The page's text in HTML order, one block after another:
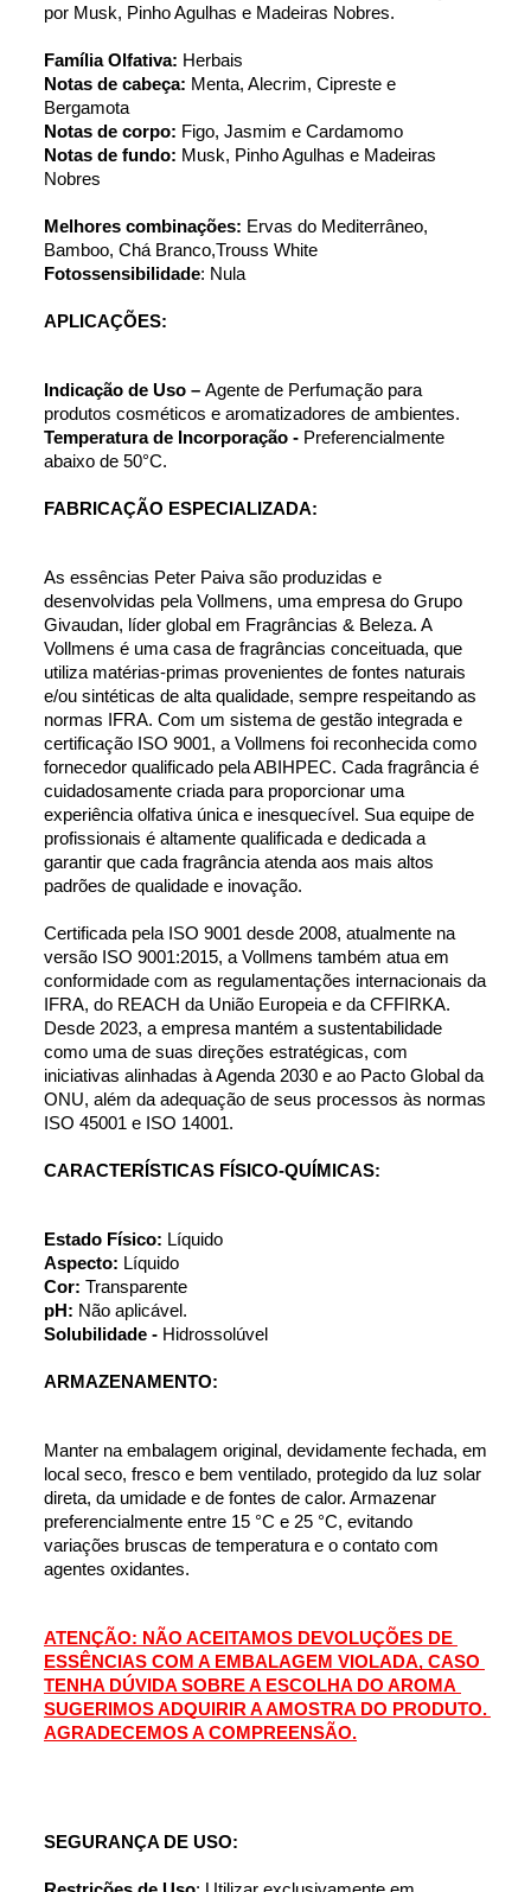
por Musk, Pinho Agulhas e Madeiras Nobres.
Família Olfativa: Herbais
Notas de cabeça: Menta, Alecrim, Cipreste e
Bergamota
Notas de corpo: Figo, Jasmim e Cardamomo
Notas de fundo: Musk, Pinho Agulhas e Madeiras
Nobres
Melhores combinações: Ervas do Mediterrâneo,
Bamboo, Chá Branco,Trouss White
Fotossensibilidade: Nula
APLICAÇÕES:
Indicação de Uso – Agente de Perfumação para
produtos cosméticos e aromatizadores de ambientes.
Temperatura de Incorporação - Preferencialmente
abaixo de 50°C.
FABRICAÇÃO ESPECIALIZADA:
As essências Peter Paiva são produzidas e
desenvolvidas pela Vollmens, uma empresa do Grupo
Givaudan, líder global em Fragrâncias & Beleza. A
Vollmens é uma casa de fragrâncias conceituada, que
utiliza matérias-primas provenientes de fontes naturais
e/ou sintéticas de alta qualidade, sempre respeitando as
normas IFRA. Com um sistema de gestão integrada e
certificação ISO 9001, a Vollmens foi reconhecida como
fornecedor qualificado pela ABIHPEC. Cada fragrância é
cuidadosamente criada para proporcionar uma
experiência olfativa única e inesquecível. Sua equipe de
profissionais é altamente qualificada e dedicada a
garantir que cada fragrância atenda aos mais altos
padrões de qualidade e inovação.
Certificada pela ISO 9001 desde 2008, atualmente na
versão ISO 9001:2015, a Vollmens também atua em
conformidade com as regulamentações internacionais da
IFRA, do REACH da União Europeia e da CFFIRKA.
Desde 2023, a empresa mantém a sustentabilidade
como uma de suas direções estratégicas, com
iniciativas alinhadas à Agenda 2030 e ao Pacto Global da
ONU, além da adequação de seus processos às normas
ISO 45001 e ISO 14001.
CARACTERÍSTICAS FÍSICO-QUÍMICAS:
Estado Físico: Líquido
Aspecto: Líquido
Cor: Transparente
pH: Não aplicável.
Solubilidade - Hidrossolúvel
ARMAZENAMENTO:
Manter na embalagem original, devidamente fechada, em
local seco, fresco e bem ventilado, protegido da luz solar
direta, da umidade e de fontes de calor. Armazenar
preferencialmente entre 15 °C e 25 °C, evitando
variações bruscas de temperatura e o contato com
agentes oxidantes.
ATENÇÃO: NÃO ACEITAMOS DEVOLUÇÕES DE
ESSÊNCIAS COM A EMBALAGEM VIOLADA, CASO
TENHA DÚVIDA SOBRE A ESCOLHA DO AROMA
SUGERIMOS ADQUIRIR A AMOSTRA DO PRODUTO.
AGRADECEMOS A COMPREENSÃO.
SEGURANÇA DE USO: